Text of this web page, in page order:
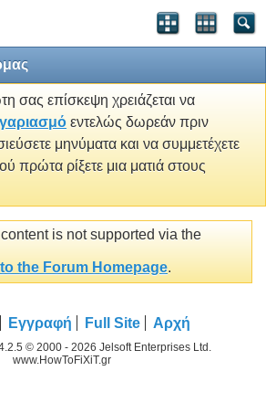
σας επίσκεψη χρειάζεται να
εντελώς δωρεάν πριν
μηνύματα και να συμμετέχετε
πρώτα ρίξετε μια ματιά στους
is not supported via the
the Forum Homepage.
Εγγραφή Full Site Αρχή
© 2000 - 2026 Jelsoft Enterprises Ltd.
www.HowToFiXiT.gr